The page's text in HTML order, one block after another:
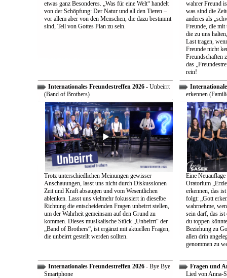
etwas ganz Besonderes. „Was für eine Welt“ handelt
von der Schöpfung: Der Natur und all den Tieren –
vor allem aber von den Menschen, die dazu bestimmt
sind, Teil von Gottes Plan zu sein.
wahrer Freund
was sind die
anderes als
Freunde, die mit
die zu uns
Last tragen,
Freunde nicht
Freundschaften
das
rein!
Internationales Freundestreffen 2026- Unbeirrt
(Band of Brothers)
Trotz unterschiedlichen Meinungen gewisser
Anschauungen, lasst uns nicht durch Diskussionen
Zeit und Kraft absaugen und vom Wesentlichen
ablenken. Lasst uns vielmehr fokussiert in dieselbe
Richtung die entscheidenden Fragen unbeirrt stellen,
um der Wahrheit gemeinsam auf den Grund zu
kommen. Dieses musikalische Stück „Unbeirrt“ der
„Band of Brothers“, ist ergänzt mit aktuellen Fragen,
die unbeirrt gestellt werden sollten.
erkennen
Eine Neuauflage
Oratorium
erkennen, das
folgt: „Gott
wahrnehme,
sein darf, das ist
du toppen
Beziehung zu
allen drin
genommen zu
Internationales Freundestreffen 2026- Bye Bye
Smartphone
Fragen und
Lied von Anna-